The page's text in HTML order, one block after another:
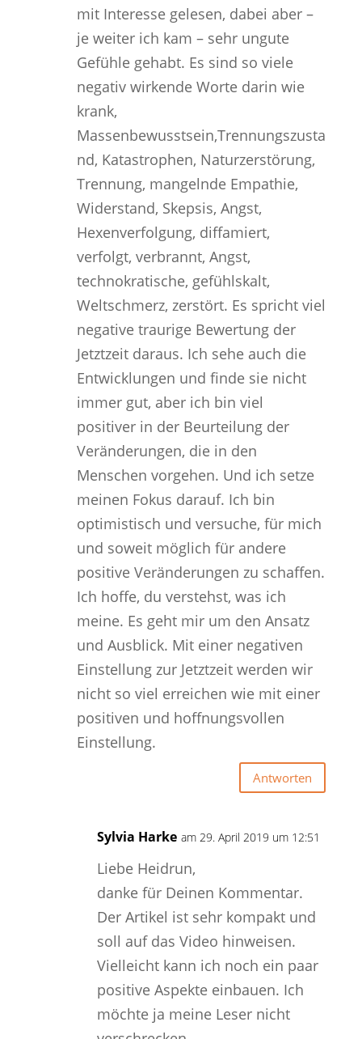
mit Interesse gelesen, dabei aber –
je weiter ich kam – sehr ungute
Gefühle gehabt. Es sind so viele
negativ wirkende Worte darin wie
krank,
Massenbewusstsein,Trennungszusta
nd, Katastrophen, Naturzerstörung,
Trennung, mangelnde Empathie,
Widerstand, Skepsis, Angst,
Hexenverfolgung, diffamiert,
verfolgt, verbrannt, Angst,
technokratische, gefühlskalt,
Weltschmerz, zerstört. Es spricht viel
negative traurige Bewertung der
Jetztzeit daraus. Ich sehe auch die
Entwicklungen und finde sie nicht
immer gut, aber ich bin viel
positiver in der Beurteilung der
Veränderungen, die in den
Menschen vorgehen. Und ich setze
meinen Fokus darauf. Ich bin
optimistisch und versuche, für mich
und soweit möglich für andere
positive Veränderungen zu schaffen.
Ich hoffe, du verstehst, was ich
meine. Es geht mir um den Ansatz
und Ausblick. Mit einer negativen
Einstellung zur Jetztzeit werden wir
nicht so viel erreichen wie mit einer
positiven und hoffnungsvollen
Einstellung.
Antworten
Sylvia Harke am 29. April 2019 um 12:51
Liebe Heidrun,
danke für Deinen Kommentar.
Der Artikel ist sehr kompakt und
soll auf das Video hinweisen.
Vielleicht kann ich noch ein paar
positive Aspekte einbauen. Ich
möchte ja meine Leser nicht